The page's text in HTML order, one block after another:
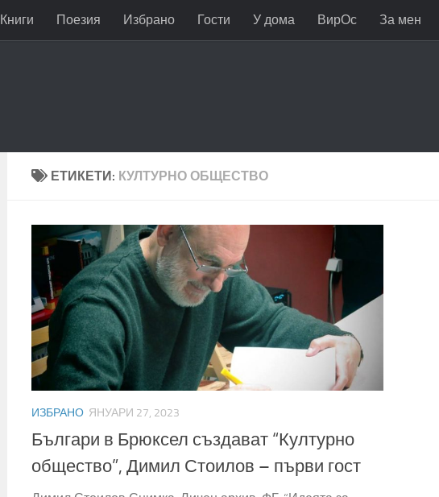
Книги Поезия Избрано Гости У дома ВирОс За мен
ЕТИКЕТИ: КУЛТУРНО ОБЩЕСТВО
ИЗБРАНО ЯНУАРИ 27, 2023
Българи в Брюксел създават “Културно
общество”, Димил Стоилов – първи гост